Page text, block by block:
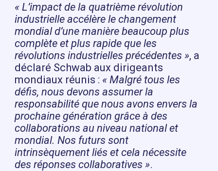
« L’impact de la quatrième révolution
industrielle accélère le changement
mondial d’une manière beaucoup plus
complète et plus rapide que les
révolutions industrielles précédentes », a
déclaré Schwab aux dirigeants
mondiaux réunis : « Malgré tous les
défis, nous devons assumer la
responsabilité que nous avons envers la
prochaine génération grâce à des
collaborations au niveau national et
mondial. Nos futurs sont
intrinsèquement liés et cela nécessite
des réponses collaboratives ».